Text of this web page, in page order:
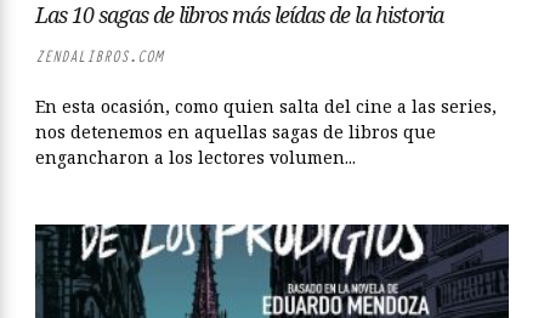
Las 10 sagas de libros más leídas de la historia
ZENDALIBROS.COM
En esta ocasión, como quien salta del cine a las series,
nos detenemos en aquellas sagas de libros que
engancharon a los lectores volumen...